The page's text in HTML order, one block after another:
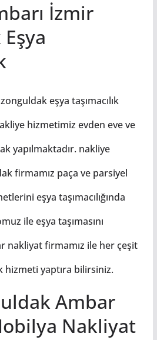
İzmir
eşya taşımacılık
hizmetimiz evden eve ve
yapılmaktadır. nakliye
firmamız paça ve parsiyel
eşya taşımacılığında
ile eşya taşımasını
nakliyat firmamız ile her çeşit
hizmeti yaptıra bilirsiniz.
Ambar
Nakliyat